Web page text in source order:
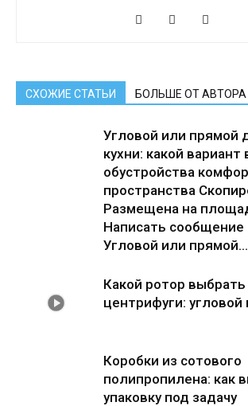
СХОЖИЕ СТАТЬИ БОЛЬШЕ ОТ АВТОРА
Угловой или прямой
кухни: какой
обустройства
пространства
Размещена на
Написать сообщение
Угловой или прямой...
Какой ротор
центрифуги:
Коробки из сотового
полипропилена: как
упаковку под задачу